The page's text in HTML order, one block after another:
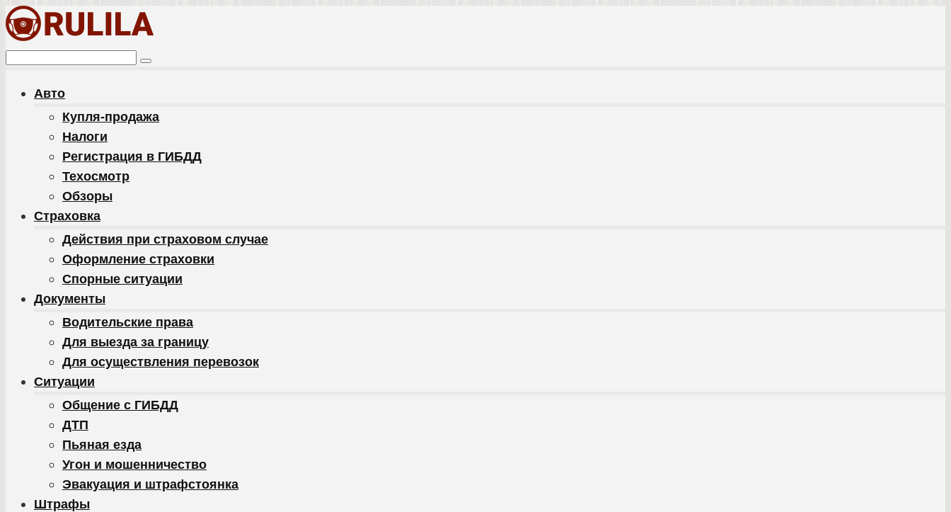
Перейти
к
контенту
Поиск:
Авто
Купля-продажа
Налоги
Регистрация в ГИБДД
Техосмотр
Обзоры
Cтраховка
Действия при страховом случае
Оформление страховки
Спорные ситуации
Документы
Водительские права
Для выезда за границу
Для осуществления перевозок
Ситуации
Общение с ГИБДД
ДТП
Пьяная езда
Угон и мошенничество
Эвакуация и штрафстоянка
Штрафы